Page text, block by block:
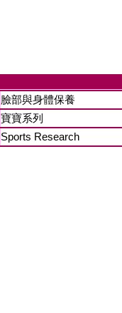
臉部與身體保養
寶寶系列
Sports Research